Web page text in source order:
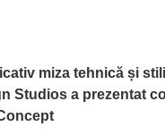
miza tehnică și
Studios a prezentat